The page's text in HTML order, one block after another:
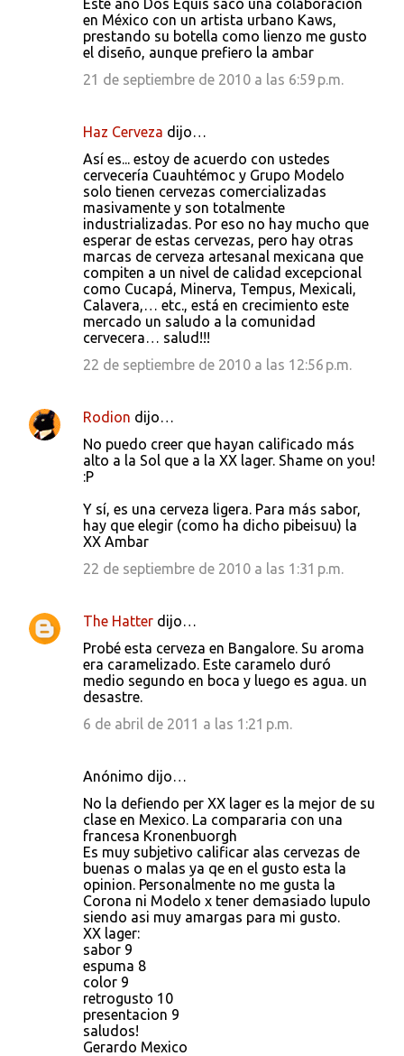
Este año Dos Equis sacó una colaboración
en México con un artista urbano Kaws,
prestando su botella como lienzo me gusto
el diseño, aunque prefiero la ambar
21 de septiembre de 2010 a las 6:59 p.m.
Haz Cerveza dijo…
Así es... estoy de acuerdo con ustedes
cervecería Cuauhtémoc y Grupo Modelo
solo tienen cervezas comercializadas
masivamente y son totalmente
industrializadas. Por eso no hay mucho que
esperar de estas cervezas, pero hay otras
marcas de cerveza artesanal mexicana que
compiten a un nivel de calidad excepcional
como Cucapá, Minerva, Tempus, Mexicali,
Calavera,… etc., está en crecimiento este
mercado un saludo a la comunidad
cervecera… salud!!!
22 de septiembre de 2010 a las 12:56 p.m.
Rodion dijo…
No puedo creer que hayan calificado más
alto a la Sol que a la XX lager. Shame on you!
:P
Y sí, es una cerveza ligera. Para más sabor,
hay que elegir (como ha dicho pibeisuu) la
XX Ambar
22 de septiembre de 2010 a las 1:31 p.m.
The Hatter dijo…
Probé esta cerveza en Bangalore. Su aroma
era caramelizado. Este caramelo duró
medio segundo en boca y luego es agua. un
desastre.
6 de abril de 2011 a las 1:21 p.m.
Anónimo dijo…
No la defiendo per XX lager es la mejor de su
clase en Mexico. La compararia con una
francesa Kronenbuorgh
Es muy subjetivo calificar alas cervezas de
buenas o malas ya qe en el gusto esta la
opinion. Personalmente no me gusta la
Corona ni Modelo x tener demasiado lupulo
siendo asi muy amargas para mi gusto.
XX lager:
sabor 9
espuma 8
color 9
retrogusto 10
presentacion 9
saludos!
Gerardo Mexico